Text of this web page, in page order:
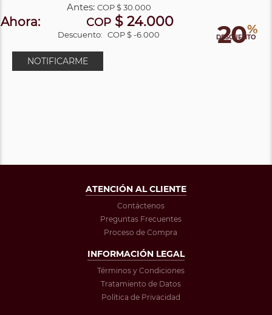
20%
DESCUENTO
Antes: COP$ 30.000
Ahora: COP $ 24.000
Descuento: COP $ -6.000
NOTIFICARME
ATENCIÓN AL CLIENTE
Contáctenos
Preguntas Frecuentes
Proceso de Compra
INFORMACIÓN LEGAL
Términos y Condiciones
Tratamiento de Datos
Política de Privacidad